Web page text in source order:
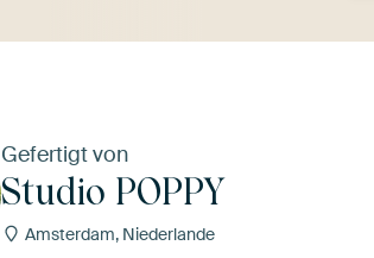
Gefertigt von
Studio POPPY
Amsterdam, Niederlande